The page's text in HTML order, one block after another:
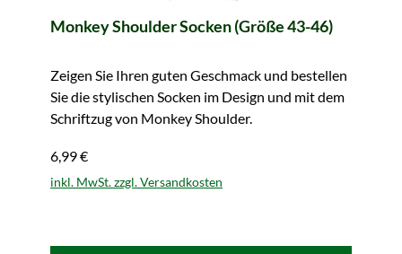
Monkey Shoulder Socken (Größe 43-46)
Zeigen Sie Ihren guten Geschmack und bestellen
Sie die stylischen Socken im Design und mit dem
Schriftzug von Monkey Shoulder.
6,99 €
inkl. MwSt. zzgl. Versandkosten